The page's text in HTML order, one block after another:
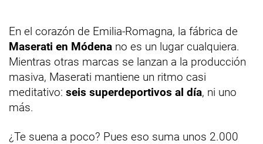
En el corazón de Emilia-Romagna, la fábrica de
Maserati en Módena no es un lugar cualquiera.
Mientras otras marcas se lanzan a la producción
masiva, Maserati mantiene un ritmo casi
meditativo: seis superdeportivos al día, ni uno
más.
¿Te suena a poco? Pues eso suma unos 2.000